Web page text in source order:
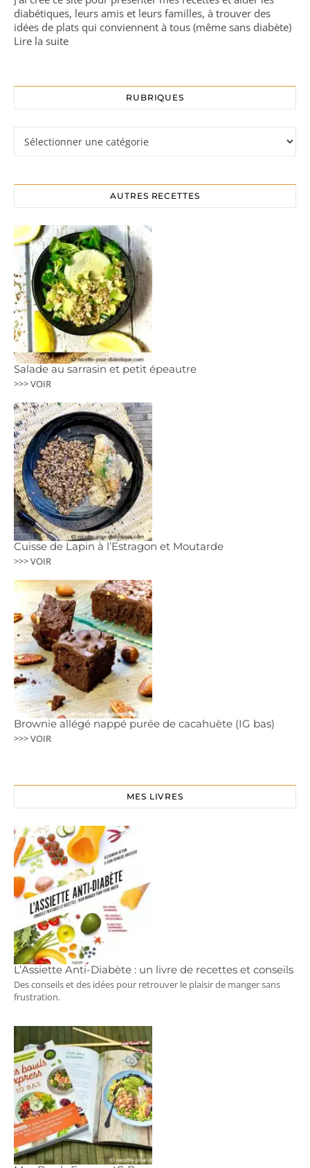
diabétiques, leurs amis et leurs familles, à trouver des
idées de plats qui conviennent à tous (même sans diabète)
Lire la suite
RUBRIQUES
AUTRES RECETTES
Salade au sarrasin et petit épeautre
>>> VOIR
Cuisse de Lapin à l’Estragon et Moutarde
>>> VOIR
Brownie allégé nappé purée de cacahuète (IG bas)
>>> VOIR
MES LIVRES
L’Assiette Anti-Diabète : un livre de recettes et conseils
Des conseils et des idées pour retrouver le plaisir de manger sans
frustration.